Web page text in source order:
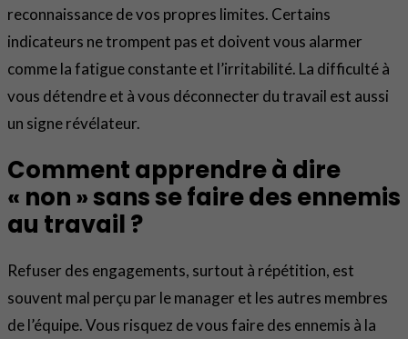
reconnaissance de vos propres limites. Certains
indicateurs ne trompent pas et doivent vous alarmer
comme la fatigue constante et l’irritabilité. La difficulté à
vous détendre et à vous déconnecter du travail est aussi
un signe révélateur.
Comment apprendre à dire
« non » sans se faire des ennemis
au travail ?
Refuser des engagements, surtout à répétition, est
souvent mal perçu par le manager et les autres membres
de l’équipe. Vous risquez de vous faire des ennemis à la